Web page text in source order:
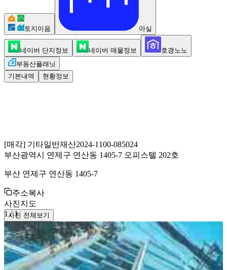
토지이음 아실
네이버 단지정보 네이버 매물정보
호갱노노
부동산플래닛
기본내역
현황정보
[매각] 기타일반재산2024-1100-085024
부산광역시 연제구 연산동 1405-7 오피스텔 202호
부산 연제구 연산동 1405-7
주소복사
사진지도
1 /1
사진 전체보기